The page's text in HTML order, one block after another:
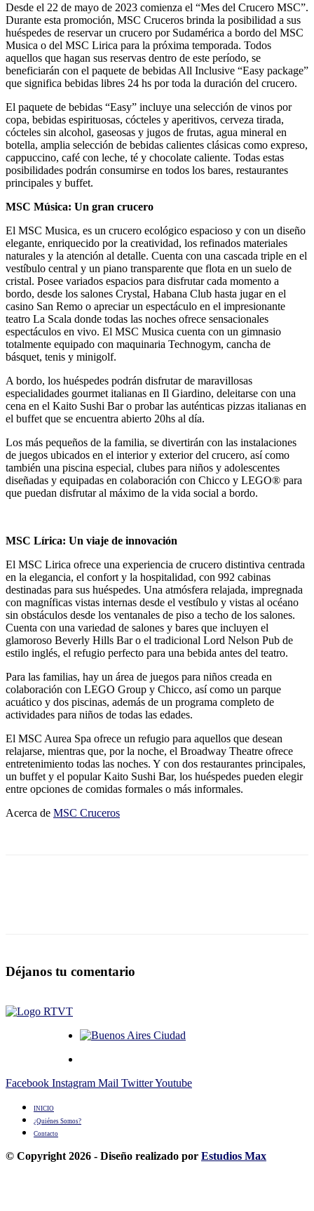
Desde el 22 de mayo de 2023 comienza el “Mes del Crucero MSC”.
Durante esta promoción, MSC Cruceros brinda la posibilidad a sus
huéspedes de reservar un crucero por Sudamérica a bordo del MSC
Musica o del MSC Lirica para la próxima temporada. Todos
aquellos que hagan sus reservas dentro de este período, se
beneficiarán con el paquete de bebidas All Inclusive “Easy package”
que significa bebidas libres 24 hs por toda la duración del crucero.
El paquete de bebidas “Easy” incluye una selección de vinos por
copa, bebidas espirituosas, cócteles y aperitivos, cerveza tirada,
cócteles sin alcohol, gaseosas y jugos de frutas, agua mineral en
botella, amplia selección de bebidas calientes clásicas como expreso,
cappuccino, café con leche, té y chocolate caliente. Todas estas
posibilidades podrán consumirse en todos los bares, restaurantes
principales y buffet.
MSC Música: Un gran crucero
El MSC Musica, es un crucero ecológico espacioso y con un diseño
elegante, enriquecido por la creatividad, los refinados materiales
naturales y la atención al detalle. Cuenta con una cascada triple en el
vestíbulo central y un piano transparente que flota en un suelo de
cristal. Posee variados espacios para disfrutar cada momento a
bordo, desde los salones Crystal, Habana Club hasta jugar en el
casino San Remo o apreciar un espectáculo en el impresionante
teatro La Scala donde todas las noches ofrece sensacionales
espectáculos en vivo. El MSC Musica cuenta con un gimnasio
totalmente equipado con maquinaria Technogym, cancha de
básquet, tenis y minigolf.
A bordo, los huéspedes podrán disfrutar de maravillosas
especialidades gourmet italianas en Il Giardino, deleitarse con una
cena en el Kaito Sushi Bar o probar las auténticas pizzas italianas en
el buffet que se encuentra abierto 20hs al día.
Los más pequeños de la familia, se divertirán con las instalaciones
de juegos ubicados en el interior y exterior del crucero, así como
también una piscina especial, clubes para niños y adolescentes
diseñadas y equipadas en colaboración con Chicco y LEGO® para
que puedan disfrutar al máximo de la vida social a bordo.
MSC Lírica: Un viaje de innovación
El MSC Lirica ofrece una experiencia de crucero distintiva centrada
en la elegancia, el confort y la hospitalidad, con 992 cabinas
destinadas para sus huéspedes. Una atmósfera relajada, impregnada
con magníficas vistas internas desde el vestíbulo y vistas al océano
sin obstáculos desde los ventanales de piso a techo de los salones.
Cuenta con una variedad de salones y bares que incluyen el
glamoroso Beverly Hills Bar o el tradicional Lord Nelson Pub de
estilo inglés, el refugio perfecto para una bebida antes del teatro.
Para las familias, hay un área de juegos para niños creada en
colaboración con LEGO Group y Chicco, así como un parque
acuático y dos piscinas, además de un programa completo de
actividades para niños de todas las edades.
El MSC Aurea Spa ofrece un refugio para aquellos que desean
relajarse, mientras que, por la noche, el Broadway Theatre ofrece
entretenimiento todas las noches. Y con dos restaurantes principales,
un buffet y el popular Kaito Sushi Bar, los huéspedes pueden elegir
entre opciones de comidas formales o más informales.
Acerca de MSC Cruceros
Déjanos tu comentario
Facebook Instagram Mail TwitterYoutube
INICIO
¿Quiénes Somos?
Contacto
© Copyright 2026 - Diseño realizado por Estudios Max